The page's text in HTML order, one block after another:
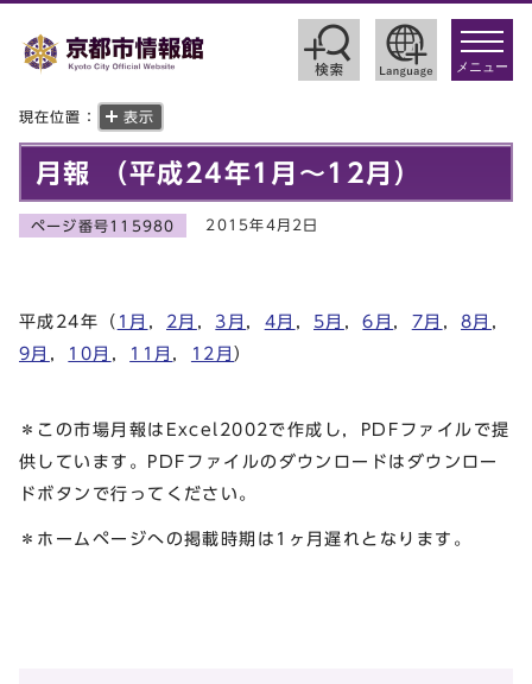
toggle
メニュー
現在位置： 表示
月報 （平成24年1月～12月）
ページ番号115980 2015年4月2日
平成24年（ 1月 2月 3月 4月 5月 ，6月 7月 ，8月
9月
10月 11月 12月）
＊この市場月報はExcel2002で作成し，PDFファイルで提
供しています。PDFファイルのダウンロードはダウンロー
ドボタンで行ってください。
＊ホームページへの掲載時期は1ヶ月遅れとなります。